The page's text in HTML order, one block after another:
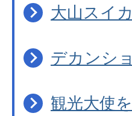
大山スイ
デカンシ
観光大使